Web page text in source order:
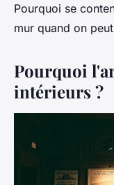
Pourquoi se
mur quand on
Pourquoi
intérieurs ?